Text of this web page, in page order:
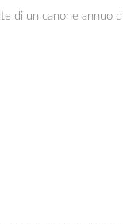
di un canone